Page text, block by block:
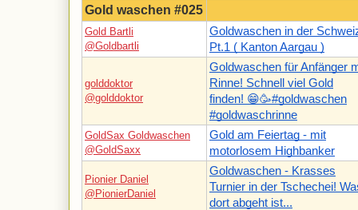
Gold waschen #025
Gold Bartli
@Goldbartli
Goldwaschen in der
Pt.1 ( Kanton Aargau )
golddoktor
@golddoktor
Goldwaschen für Anfänger
Rinne! Schnell viel Gold
finden! 😁🥳#goldwaschen
#goldwaschrinne
GoldSax Goldwaschen
@GoldSaxx
Gold am Feiertag - mit
motorlosem Highbanker
Pionier Daniel
@PionierDaniel
Goldwaschen - Krasses
Turnier in der Tschechei!
dort abgeht ist...